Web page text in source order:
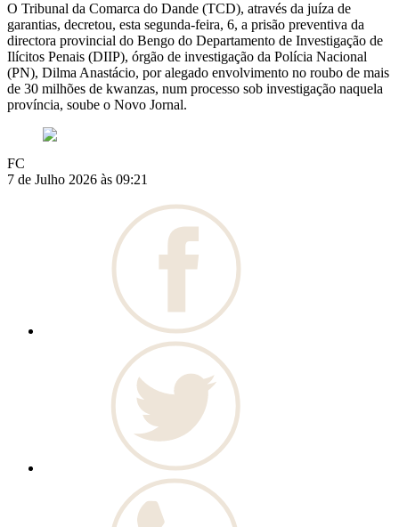
O Tribunal da Comarca do Dande (TCD), através da juíza de
garantias, decretou, esta segunda-feira, 6, a prisão preventiva da
directora provincial do Bengo do Departamento de Investigação de
Ilícitos Penais (DIIP), órgão de investigação da Polícia Nacional
(PN), Dilma Anastácio, por alegado envolvimento no roubo de mais
de 30 milhões de kwanzas, num processo sob investigação naquela
província, soube o Novo Jornal.
FC
7 de Julho 2026 às 09:21